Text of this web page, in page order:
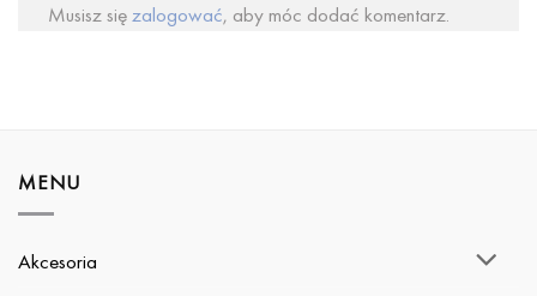
Musisz sięzalogować, aby móc dodać komentarz.
MENU
Akcesoria